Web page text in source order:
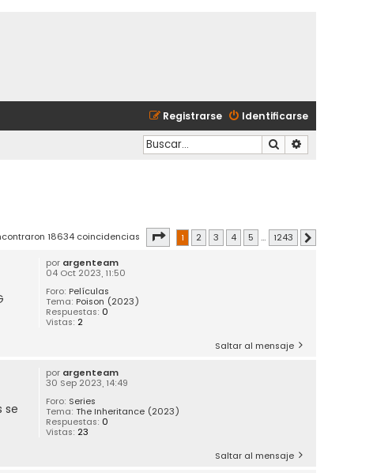
Identificarse
Registrarse
Buscar
18634 coincidencias Página1 de 1243
1 2 3 4 5 … 1243
por argenteam
04 Oct 2023, 11:50
Foro: Películas
Tema: Poison (2023)
Respuestas: 0
Vistas: 2
Saltar al mensaje
por argenteam
30 Sep 2023, 14:49
Foro: Series
Tema: The Inheritance (2023)
Respuestas: 0
Vistas: 23
se
Saltar al mensaje